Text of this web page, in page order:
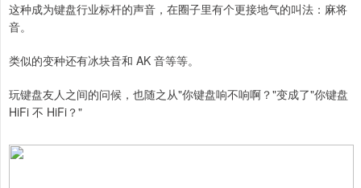
这种成为键盘行业标杆的声音，在圈子里有个更接地气的叫法：麻将
音。
类似的变种还有冰块音和 AK 音等等。
玩键盘友人之间的问候，也随之从"你键盘响不响啊？"变成了"你键盘
HiFi 不 HiFi？"